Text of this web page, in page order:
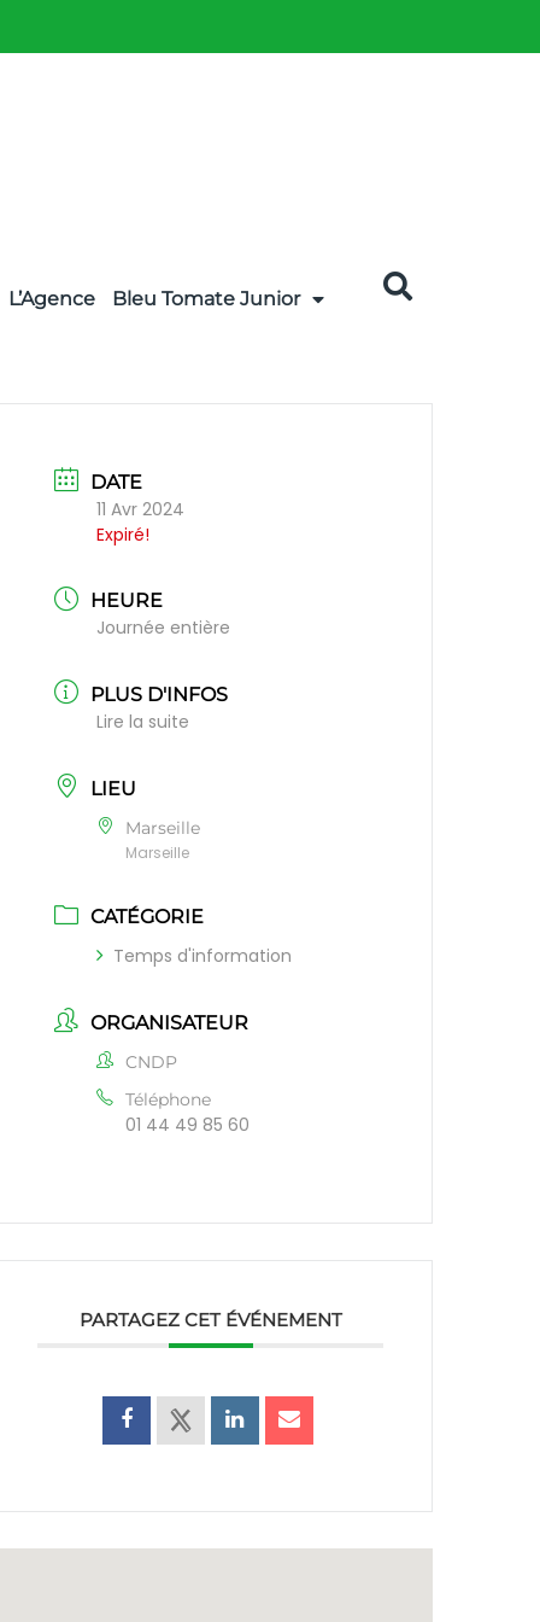
L’Agence Bleu Tomate Junior
DATE
11 Avr 2024
Expiré!
HEURE
Journée entière
PLUS D'INFOS
Lire la suite
LIEU
Marseille
Marseille
CATÉGORIE
Temps d'information
ORGANISATEUR
CNDP
Téléphone
01 44 49 85 60
PARTAGEZ CET ÉVÉNEMENT